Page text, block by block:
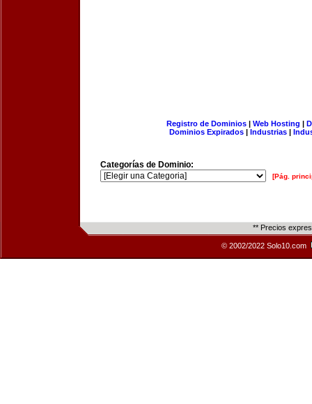
Registro de Dominios| Web Hosting |
Dominios Expirados | Industrias |
Categorías de Dominio:
[Pág.
** Precios
© 2002/2022 Solo10.com